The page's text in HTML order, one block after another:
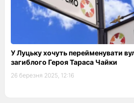
У Луцьку хочуть перейменувати
загиблого Героя Тараса Чайки
26 березня 2025, 12:16